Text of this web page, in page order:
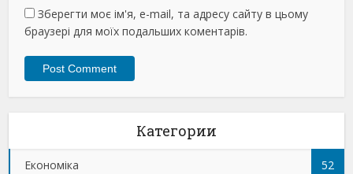
Зберегти моє ім'я, e-mail, та адресу сайту в цьому
браузері для моїх подальших коментарів.
Категории
Економіка 52